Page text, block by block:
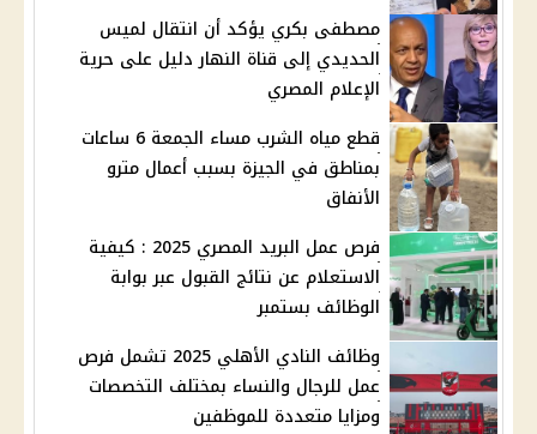
مصطفى بكري يؤكد أن انتقال لميس
الحديدي إلى قناة النهار دليل على حرية
الإعلام المصري
قطع مياه الشرب مساء الجمعة 6 ساعات
بمناطق في الجيزة بسبب أعمال مترو
الأنفاق
فرص عمل البريد المصري 2025 : كيفية
الاستعلام عن نتائج القبول عبر بوابة
الوظائف بستمبر
وظائف النادي الأهلي 2025 تشمل فرص
عمل للرجال والنساء بمختلف التخصصات
ومزايا متعددة للموظفين